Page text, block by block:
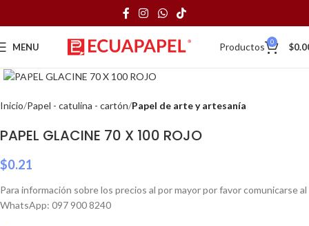
MENU Productos 0 $
Click to enlarge
Inicio Papel - catulina - cartón Papel de arte y artesanía
PAPEL GLACINE 70 X 100 ROJO
$0.21
Para información sobre los precios al por mayor por favor comunicarse al
WhatsApp: 097 900 8240